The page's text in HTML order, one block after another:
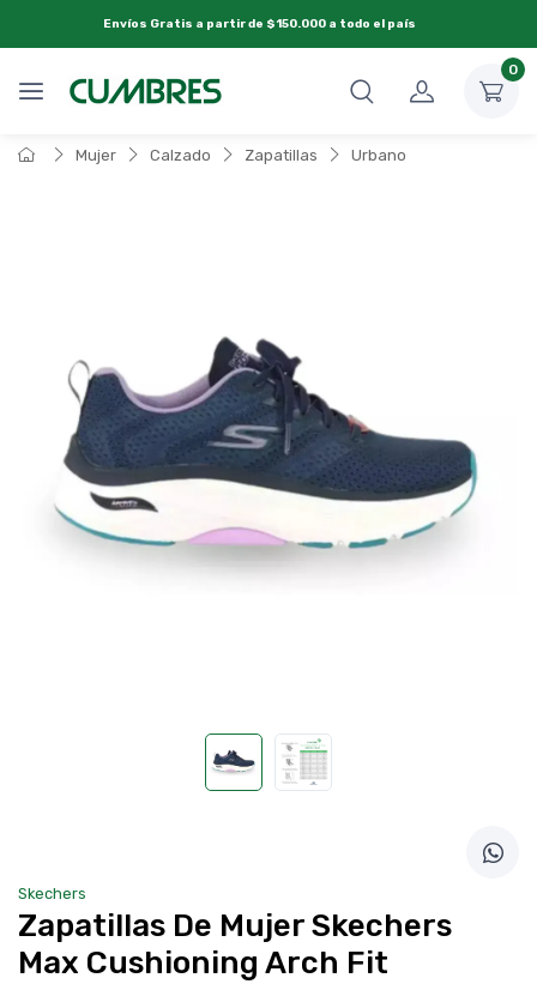
Envíos Gratis a partir de $150.000 a todo el país
0
Mujer Calzado Zapatillas Urbano
Skechers
Zapatillas De Mujer Skechers
Max Cushioning Arch Fit